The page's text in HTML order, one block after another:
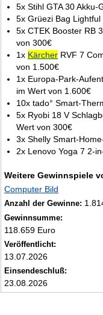
5x Stihl GTA 30
5x Grüezi Bag
5x CTEK Booster RB
von 300€
1x Kärcher RVF 7
von 1.500€
1x
im Wert von 1.600€
10x tado°
5x Ryobi 18 V
Wert von 300€
3x Shelly
2x Lenovo Yoga 7
Weitere Gewinnspiele
Computer Bild
Anzahl der Gewinne:
Gewinnsumme:
118.659 Euro
Veröffentlicht:
13.07.2026
Einsendeschluß:
23.08.2026